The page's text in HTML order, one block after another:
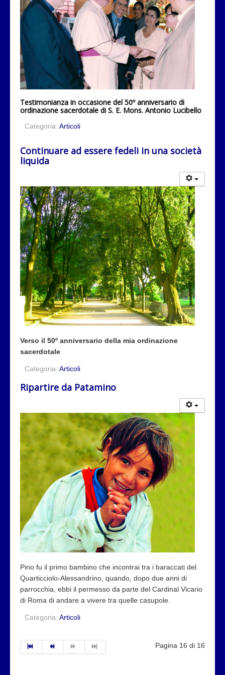
Testimonianza in occasione del 50º anniversario di
ordinazione sacerdotale di S. E. Mons. Antonio Lucibello
Categoria: Articoli
Continuare ad essere fedeli in una società
liquida
Verso il 50º anniversario della mia ordinazione
sacerdotale
Categoria: Articoli
Ripartire da Patamino
Pino fu il primo bambino che incontrai tra i baraccati del
Quarticciolo-Alessandrino, quando, dopo due anni di
parrocchia, ebbi il permesso da parte del Cardinal Vicario
di Roma di andare a vivere tra quelle casupole.
Categoria: Articoli
Pagina 16 di 16